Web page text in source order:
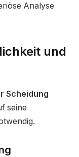
Analyse
und
Scheidung
seine